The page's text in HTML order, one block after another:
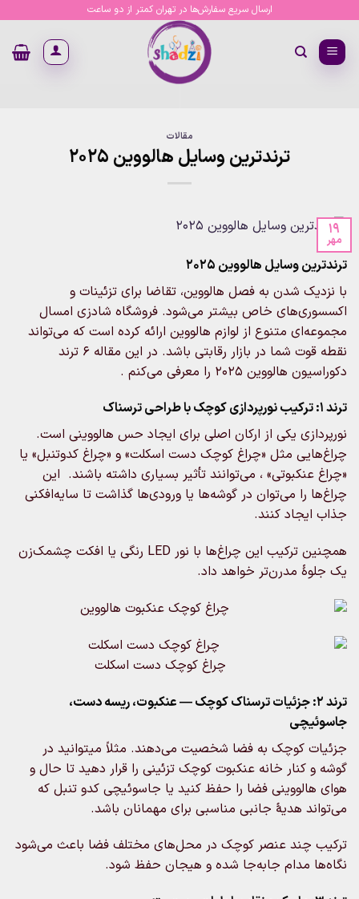
ارسال سریع سفارش‌ها در تهران کمتر از دو ساعت
ترندترین وسایل هالووین ۲۰۲۵
وسایل هالووین ۲۰۲۵
شدن به فصل هالووین، تقاضا برای تزئینات و
خاص بیشتر می‌شود. فروشگاه شادزی امسال
متنوع از لوازم هالووین ارائه کرده است که می‌تواند
نقطه قوت شما در بازار رقابتی باشد. در این مقاله ۶ ترند
۲۰۲۵ را معرفی می‌کنم .
یکی از ارکان اصلی برای ایجاد حس هالووینی است.
مثل «چراغ کوچک دست اسکلت» و «چراغ کدوتنبل» یا
، می‌توانند تأثیر بسیاری داشته باشند. این
را می‌توان در گوشه‌ها یا ورودی‌ها گذاشت تا سایه‌افکنی
کنند.
همچنین ترکیب این چراغ‌ها با نور LED رنگی یا افکت چشمک‌زن
مدرن‌تر خواهد داد.
چراغ کوچک دست اسکلت
۲: جزئیات ترسناک کوچک — عنکبوت، ریسه دست،
کوچک به فضا شخصیت می‌دهند. مثلاً میتوانید در
خانه عنکبوت کوچک تزئینی را قرار دهید تا حال و
فضا را حفظ کنید یا جاسوئیچی کدو تنبل که
هدیهٔ جانبی مناسبی برای مهمانان باشد.
چند عنصر کوچک در محل‌های مختلف فضا باعث می‌شود
مدام جابه‌جا شده و هیجان حفظ شود.